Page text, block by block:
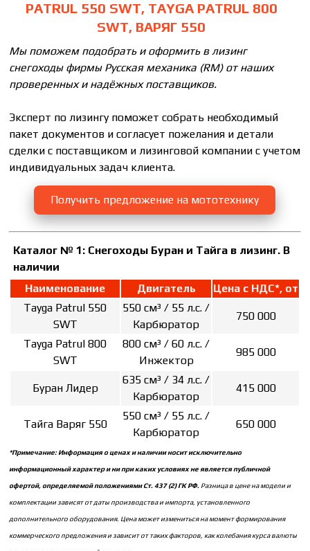
PATRUL 550 SWT, TAYGA PATRUL 800
SWT, ВАРЯГ 550
Мы поможем подобрать и оформить в лизинг
снегоходы фирмы Русская механика (RM) от наших
проверенных и надёжных поставщиков.
Эксперт по лизингу поможет собрать необходимый
пакет документов и согласует пожелания и детали
сделки с поставщиком и лизинговой компании с учетом
индивидуальных задач клиента.
Получить предложение на мототехнику
Каталог № 1: Снегоходы Буран и Тайга в лизинг. В
наличии
Наименование
Двигатель
Цена с НДС*, от
Tayga Patrul 550
SWT
550 см³ / 55 л.с. /
Карбюратор
750 000
Tayga Patrul 800
SWT
800 см³ / 60 л.с. /
Инжектор
985 000
Буран Лидер
635 см³ / 34 л.с. /
Карбюратор
415 000
Тайга Варяг 550
550 см³ / 55 л.с. /
Карбюратор
650 000
*Примечание: Информация о ценах и наличии носит исключительно
информационный характер и ни при каких условиях не является публичной
офертой, определяемой положениями Ст. 437 (2) ГК РФ. Разница в цене на модели и
комплектации зависят от даты производства и импорта, установленного
дополнительного оборудования. Цена может измениться на момент формирования
коммерческого предложения и зависит от таких факторов, как колебания курса валюты